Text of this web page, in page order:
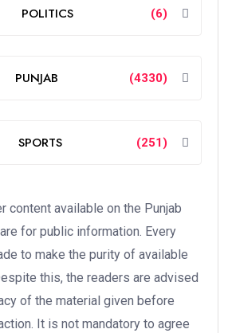
POLITICS (6)
PUNJAB (4330)
SPORTS (251)
content available on the Punjab
for public information. Every
to make the purity of available
this, the readers are advised
of the material given before
It is not mandatory to agree